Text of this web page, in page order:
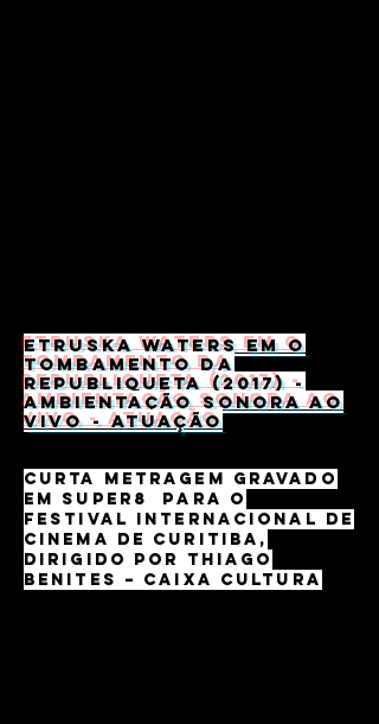
Etruska Waters em O
Tombamento da
Republiqueta (2017) -
Ambientação sonora ao
vivo - atuação
Curta metragem gravado
em Super8 para o
Festival Internacional de
Cinema de Curitiba,
dirigido por Thiago
Benites – Caixa Cultura